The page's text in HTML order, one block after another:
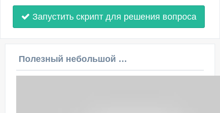
Запустить скрипт для решения вопроса
Полезный небольшой видеоурок по этой теме